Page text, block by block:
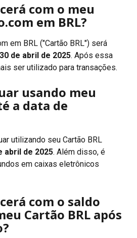
com o meu
em BRL?
em BRL ("Cartão BRL") será
30 de abril de 2025. Após essa
ser utilizado para transações.
usando meu
a data de
utilizando seu Cartão BRL
abril de 2025. Além disso, é
em caixas eletrônicos
com o saldo
Cartão BRL após